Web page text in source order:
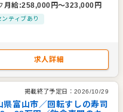
月給:258,000 円〜323,000 円
ティブあり
求人詳細
掲載終了予定日： 2026/10/29
県富山市／回転すしの寿司